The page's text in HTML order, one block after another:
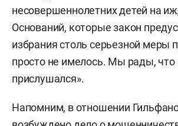
несовершеннолетних детей на
Оснований, которые закон
избрания столь серьезной меры
просто не имелось. Мы рады, что
прислушался».
Напомним, в отношении